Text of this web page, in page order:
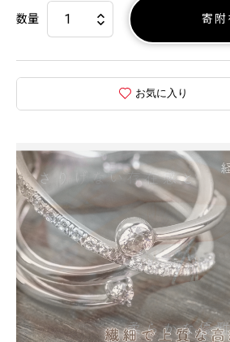
数量 寄附
お気に入り